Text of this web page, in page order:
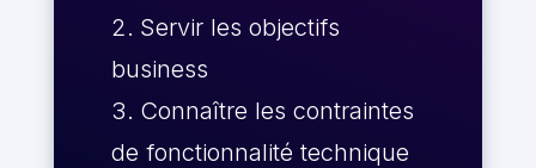
Servir les objectifs
business
Connaître les contraintes
de fonctionnalité technique